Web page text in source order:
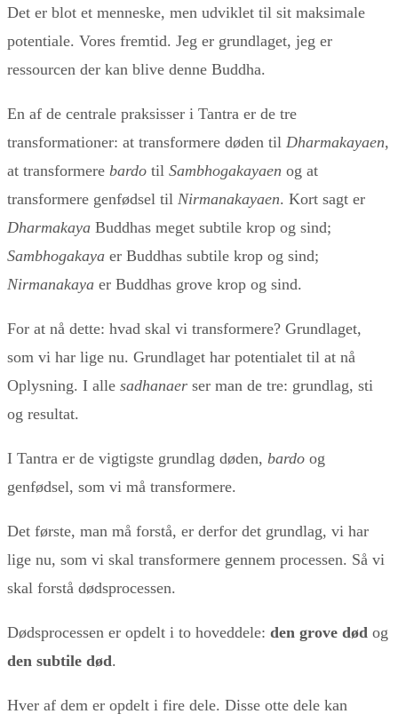
Det er blot et menneske, men udviklet til sit maksimale
potentiale. Vores fremtid. Jeg er grundlaget, jeg er
ressourcen der kan blive denne Buddha.
En af de centrale praksisser i Tantra er de tre
transformationer: at transformere døden til Dharmakayaen,
at transformere bardo til Sambhogakayaen og at
transformere genfødsel til Nirmanakayaen. Kort sagt er
Dharmakaya Buddhas meget subtile krop og sind;
Sambhogakaya er Buddhas subtile krop og sind;
Nirmanakaya er Buddhas grove krop og sind.
For at nå dette: hvad skal vi transformere? Grundlaget,
som vi har lige nu. Grundlaget har potentialet til at nå
Oplysning. I alle sadhanaer ser man de tre: grundlag, sti
og resultat.
I Tantra er de vigtigste grundlag døden, bardo og
genfødsel, som vi må transformere.
Det første, man må forstå, er derfor det grundlag, vi har
lige nu, som vi skal transformere gennem processen. Så vi
skal forstå dødsprocessen.
Dødsprocessen er opdelt i to hoveddele: den grove død og
den subtile død.
Hver af dem er opdelt i fire dele. Disse otte dele kan